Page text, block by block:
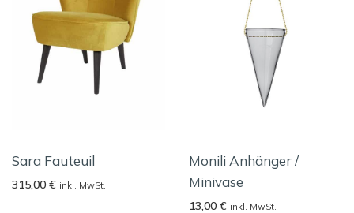
Sara Fauteuil
315,00 € inkl. MwSt.
Monili Anhänger /
Minivase
13,00 € inkl. MwSt.